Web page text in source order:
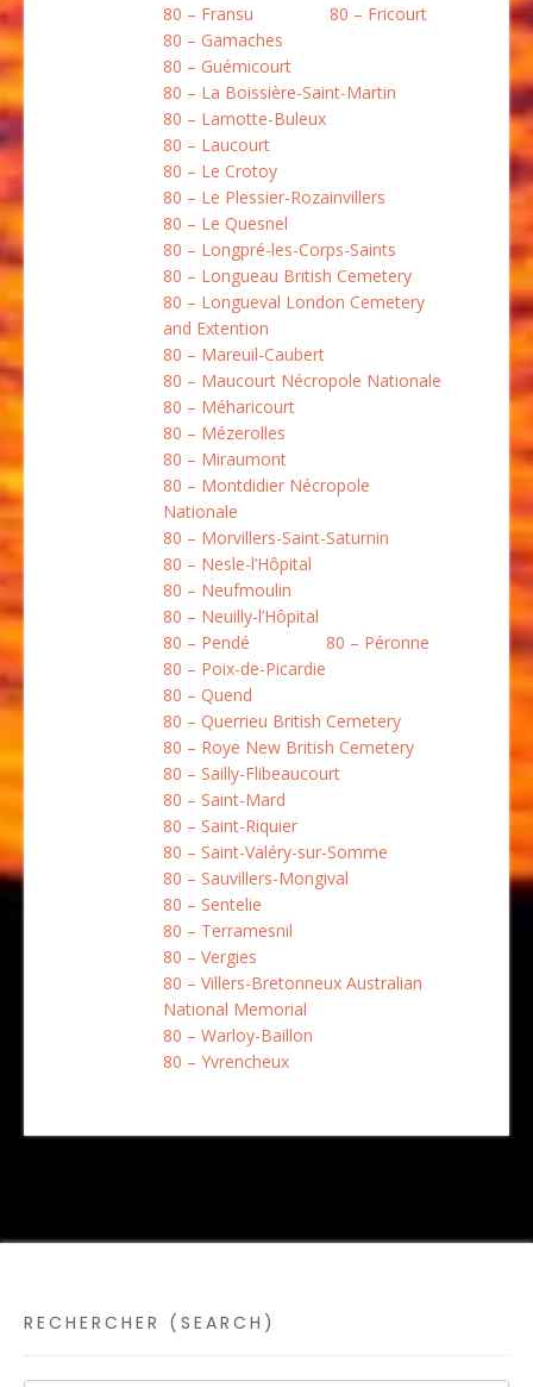
80 – Fransu
80 – Fricourt
80 – Gamaches
80 – Guémicourt
80 – La Boissière-Saint-Martin
80 – Lamotte-Buleux
80 – Laucourt
80 – Le Crotoy
80 – Le Plessier-Rozainvillers
80 – Le Quesnel
80 – Longpré-les-Corps-Saints
80 – Longueau British Cemetery
80 – Longueval London Cemetery
and Extention
80 – Mareuil-Caubert
80 – Maucourt Nécropole Nationale
80 – Méharicourt
80 – Mézerolles
80 – Miraumont
80 – Montdidier Nécropole
Nationale
80 – Morvillers-Saint-Saturnin
80 – Nesle-l’Hôpital
80 – Neufmoulin
80 – Neuilly-l’Hôpital
80 – Pendé
80 – Péronne
80 – Poix-de-Picardie
80 – Quend
80 – Querrieu British Cemetery
80 – Roye New British Cemetery
80 – Sailly-Flibeaucourt
80 – Saint-Mard
80 – Saint-Riquier
80 – Saint-Valéry-sur-Somme
80 – Sauvillers-Mongival
80 – Sentelie
80 – Terramesnil
80 – Vergies
80 – Villers-Bretonneux Australian
National Memorial
80 – Warloy-Baillon
80 – Yvrencheux
RECHERCHER (SEARCH)